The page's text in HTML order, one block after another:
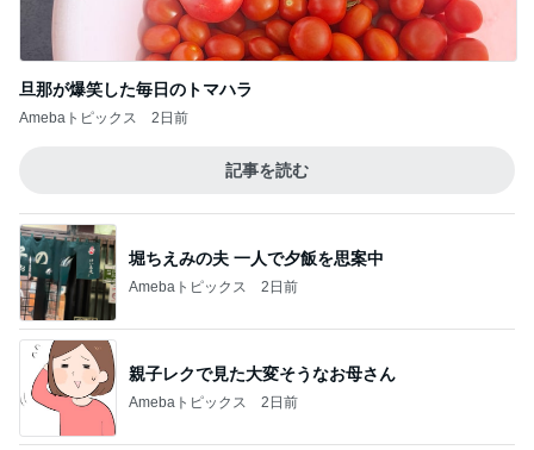
旦那が爆笑した毎日のトマハラ
Amebaトピックス 2日前
記事を読む
堀ちえみの夫 一人で夕飯を思案中
Amebaトピックス 2日前
親子レクで見た大変そうなお母さん
Amebaトピックス 2日前